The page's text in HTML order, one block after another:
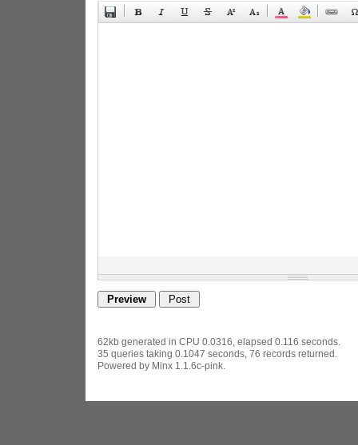
62kb generated in CPU 0.0316, elapsed 0.116 seconds.
35 queries taking 0.1047 seconds, 76 records returned.
Powered by Minx 1.1.6c-pink.